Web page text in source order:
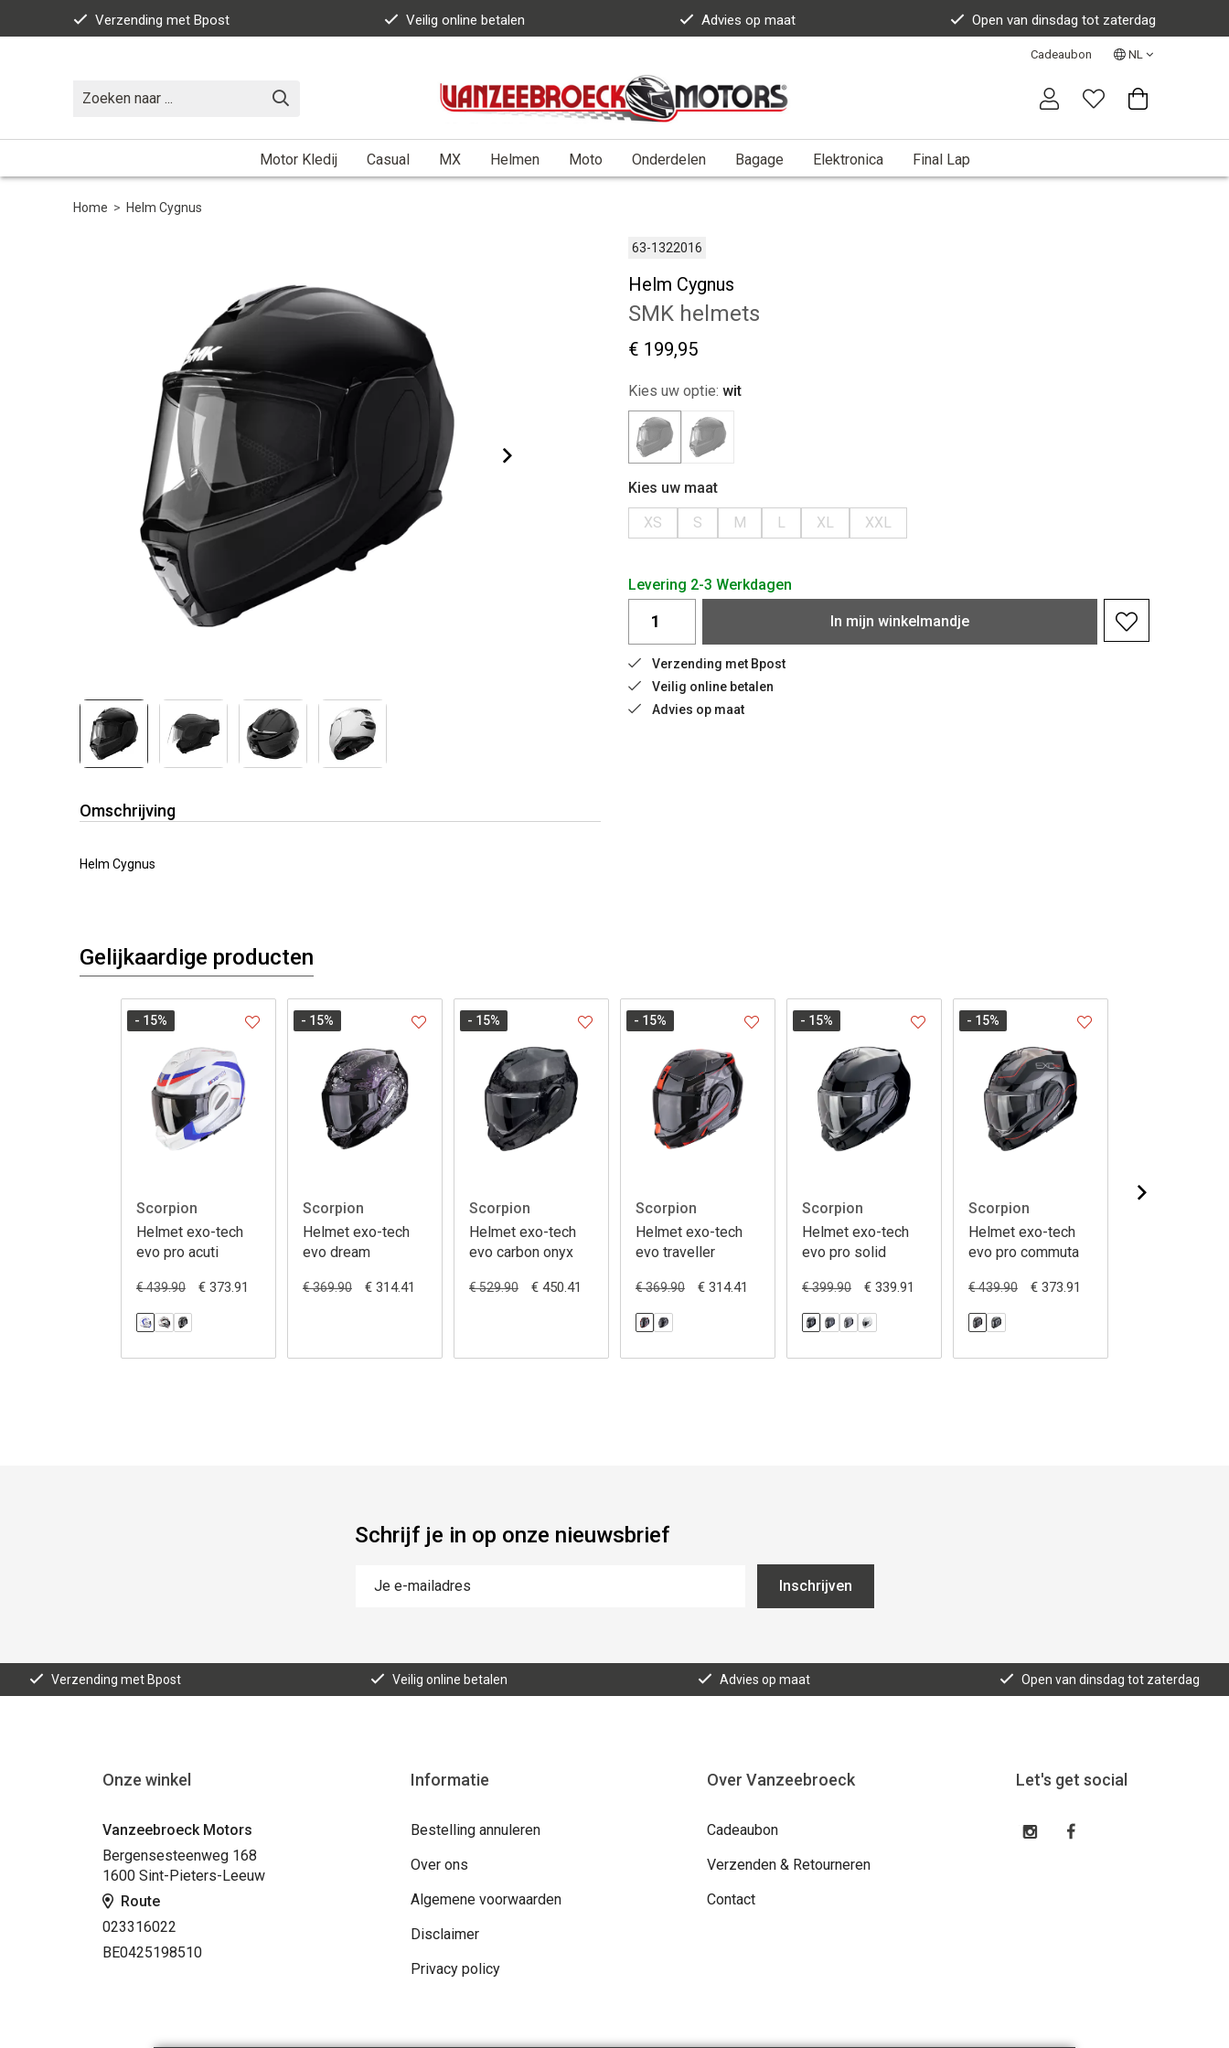
Verzending met Bpost Veilig online betalen Advies op maat Open van dinsdag tot zaterdag
Cadeaubon NL
Motor Kledij Casual MX Helmen Moto Onderdelen Bagage Elektronica Final Lap
Home > Helm Cygnus
63-1322016
Helm Cygnus
SMK helmets
€ 199,95
Kies uw optie: wit
Kies uw maat
XS
S M L XL XXL
Levering 2-3 Werkdagen
In mijn winkelmandje
Verzending met Bpost
Veilig online betalen
Advies op maat
Omschrijving
Helm Cygnus
Gelijkaardige producten
Scorpion
Helmet exo-tech
evo pro acuti
€ 439.90 € 373.91
- 15%
Scorpion
Helmet exo-tech
evo dream
€ 369.90 € 314.41
- 15%
Scorpion
Helmet exo-tech
evo carbon onyx
€ 529.90 € 450.41
- 15%
Scorpion
Helmet exo-tech
evo traveller
€ 369.90 € 314.41
- 15%
Scorpion
Helmet exo-tech
evo pro solid
€ 399.90 € 339.91
- 15%
Scorpion
Helmet exo-tech
evo pro commuta
€ 439.90 € 373.91
- 15%
Schrijf je in op onze nieuwsbrief
Inschrijven
Verzending met Bpost Veilig online betalen Advies op maat Open van dinsdag tot zaterdag
Onze winkel
Vanzeebroeck Motors
Bergensesteenweg 168
1600 Sint-Pieters-Leeuw
Route
023316022
BE0425198510
Informatie
Bestelling annuleren
Over ons
Algemene voorwaarden
Disclaimer
Privacy policy
Over Vanzeebroeck
Cadeaubon
Verzenden & Retourneren
Contact
Let's get social